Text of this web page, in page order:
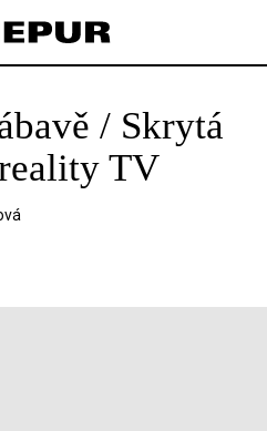
zatím nemáte žádné položky.
/ Skrytá
TV